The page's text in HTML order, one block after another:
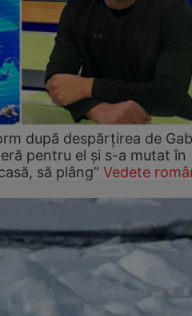
după despărțirea de
pentru el și s-a mutat în
să plâng” Vedete